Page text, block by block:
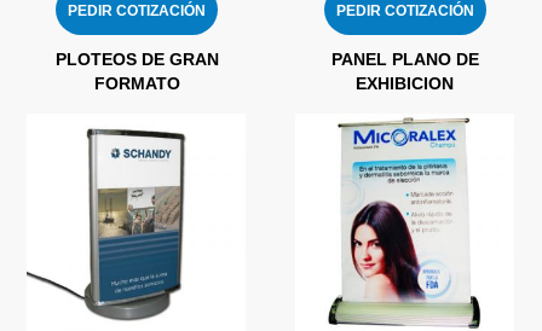
PEDIR COTIZACIÓN
PLOTEOS DE GRAN
FORMATO
PEDIR COTIZACIÓN
PANEL PLANO DE
EXHIBICION